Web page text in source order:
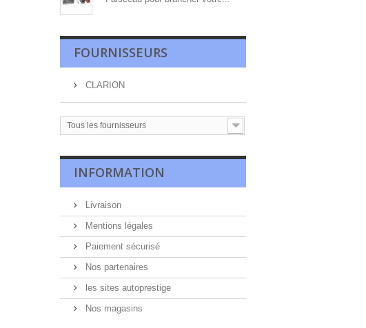
FOURNISSEURS
CLARION
Tous les fournisseurs
INFORMATION
Livraison
Mentions légales
Paiement sécurisé
Nos partenaires
les sites autoprestige
Nos magasins